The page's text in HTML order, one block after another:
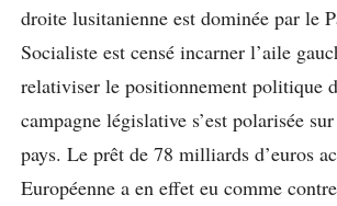
droite lusitanienne est dominée par le
Socialiste est censé incarner l’aile
relativiser le positionnement politique
campagne législative s’est polarisée
pays. Le prêt de 78 milliards d’euros
Européenne a en effet eu comme